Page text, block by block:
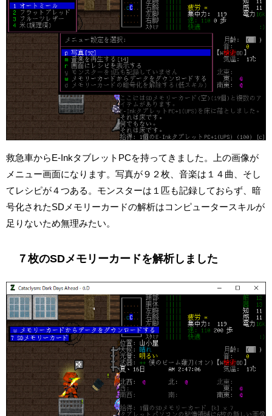
救急車からE-InkタブレットPCを持ってきました。上の画像が
メニュー画面になります。写真が９２枚、音楽は１４曲、そし
てレシピが４つある。モンスターは１匹も記録しておらず、暗
号化されたSDメモリーカードの解析はコンピュータースキルが
足りないため無理みたい。
７枚のSDメモリーカードを解析しました